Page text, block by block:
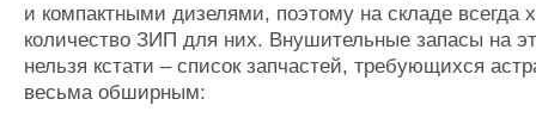
Новости
Компании
Репутация
Продажа флота
Оборудование
Личности
Словарь
и компактными дизелями, поэтому на складе всегда
количество ЗИП для них. Внушительные запасы на
нельзя кстати – список запчастей, требующихся
весьма обширным: